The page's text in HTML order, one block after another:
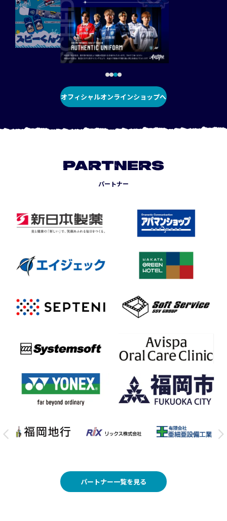
オフィシャルオンラインショップへ
PARTNERS
パートナー
パートナー一覧を見る